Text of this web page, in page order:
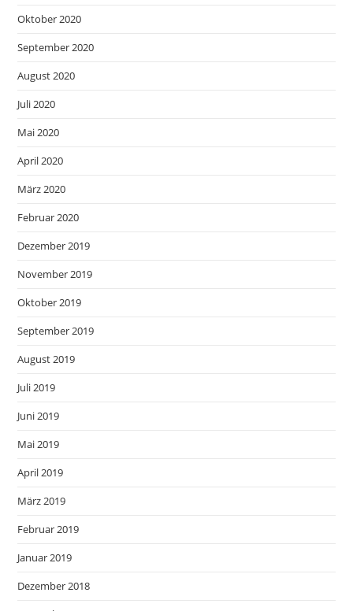
Oktober 2020
September 2020
August 2020
Juli 2020
Mai 2020
April 2020
März 2020
Februar 2020
Dezember 2019
November 2019
Oktober 2019
September 2019
August 2019
Juli 2019
Juni 2019
Mai 2019
April 2019
März 2019
Februar 2019
Januar 2019
Dezember 2018